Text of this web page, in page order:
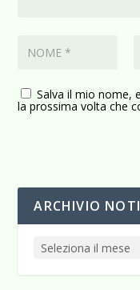
Salva il mio nome,
la prossima volta che
ARCHIVIO